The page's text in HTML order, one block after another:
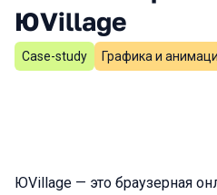
ЮVillage
Case-study Графика и
ЮVillage — это браузерная